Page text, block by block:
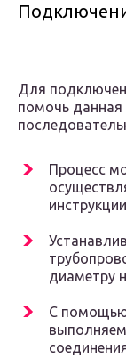
Для
помочь данная
Процесс
диаметру
С помощью